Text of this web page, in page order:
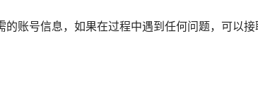
账号信息，如果在过程中遇到任何问题，可以接